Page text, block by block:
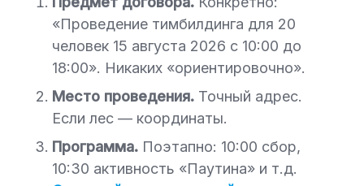
«Проведение тимбилдинга для 20
человек 15 августа 2026 с 10:00 до
18:00». Никаких «ориентировочно».
Место проведения. Точный адрес.
Если лес — координаты.
Программа. Поэтапно: 10:00 сбор,
10:30 активность «Паутина» и т.д.